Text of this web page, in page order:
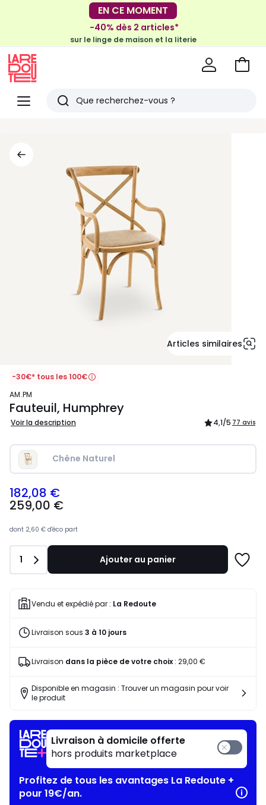
-30€ tous les 100€*
sur le meuble & la déco
EN CE MOMENT
-40% dès 2 articles*
sur le linge de maison et la literie
Menu
Redoute
Rechercher
Voir
Articles similaires
-30€* tous les 100€
AM.PM
Fauteuil, Humphrey
Voir la description 4,1/5 77 avis
Chêne Naturel
259,00
€
à
programme
pour
payer
place
182,08
182,08 €
259,00 €
dont 2,60 € d'éco part
Quantité
1 Ajouter au panier
Vendu et expédié par : La Redoute
Livraison sous 3 à 10 jours
Livraison dans la pièce de votre choix: 29,00 €
Disponible en magasin : Trouver un magasin pour voir
le produit
Livraison à domicile offerte
hors produits marketplace
Profitez de tous les avantages La Redoute +
pour 19€/an.